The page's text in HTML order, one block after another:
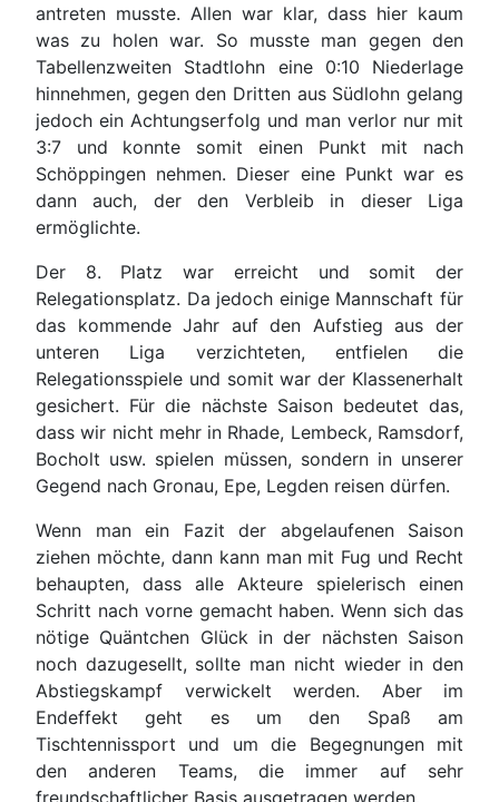
antreten musste. Allen war klar, dass hier kaum
was zu holen war. So musste man gegen den
Tabellenzweiten Stadtlohn eine 0:10 Niederlage
hinnehmen, gegen den Dritten aus Südlohn gelang
jedoch ein Achtungserfolg und man verlor nur mit
3:7 und konnte somit einen Punkt mit nach
Schöppingen nehmen. Dieser eine Punkt war es
dann auch, der den Verbleib in dieser Liga
ermöglichte.
Der 8. Platz war erreicht und somit der
Relegationsplatz. Da jedoch einige Mannschaft für
das kommende Jahr auf den Aufstieg aus der
unteren Liga verzichteten, entfielen die
Relegationsspiele und somit war der Klassenerhalt
gesichert. Für die nächste Saison bedeutet das,
dass wir nicht mehr in Rhade, Lembeck, Ramsdorf,
Bocholt usw. spielen müssen, sondern in unserer
Gegend nach Gronau, Epe, Legden reisen dürfen.
Wenn man ein Fazit der abgelaufenen Saison
ziehen möchte, dann kann man mit Fug und Recht
behaupten, dass alle Akteure spielerisch einen
Schritt nach vorne gemacht haben. Wenn sich das
nötige Quäntchen Glück in der nächsten Saison
noch dazugesellt, sollte man nicht wieder in den
Abstiegskampf verwickelt werden. Aber im
Endeffekt geht es um den Spaß am
Tischtennissport und um die Begegnungen mit
den anderen Teams, die immer auf sehr